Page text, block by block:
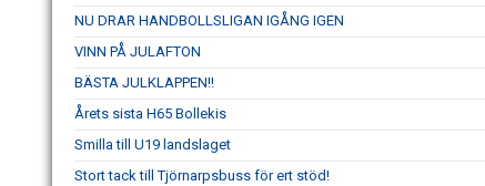
NU DRAR HANDBOLLSLIGAN IGÅNG IGEN
VINN PÅ JULAFTON
BÄSTA JULKLAPPEN!!
Årets sista H65 Bollekis
Smilla till U19 landslaget
Stort tack till Tjörnarpsbuss för ert stöd!